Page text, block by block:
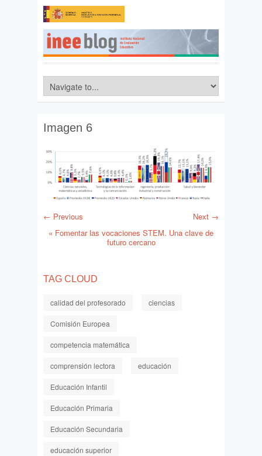
Imagen 6
← Previous
Next →
« Fomentar las vocaciones STEM. Una clave de
futuro cercano
TAG CLOUD
calidad del profesorado ciencias
Comisión Europea
competencia matemática
comprensión lectora educación
Educación Infantil
Educación Primaria
Educación Secundaria
educación superior